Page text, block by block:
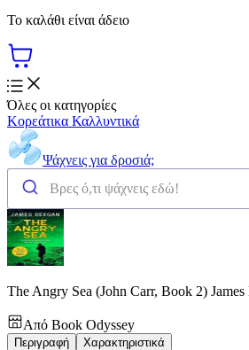
Το καλάθι είναι άδειο
Όλες οι κατηγορίες
Κορεάτικα Καλλυντικά
Ψάχνεις για δροσιά;
The Angry Sea (John Carr, Book 2) James
Από Book Odyssey
Περιγραφή Χαρακτηριστικά